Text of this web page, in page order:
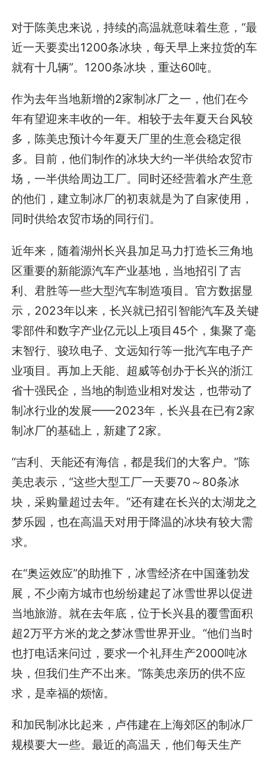
对于陈美忠来说，持续的高温就意味着生意，“最
近一天要卖出1200条冰块，每天早上来拉货的车
就有十几辆”。1200条冰块，重达60吨。
作为去年当地新增的2家制冰厂之一，他们在今
年有望迎来丰收的一年。相较于去年夏天台风较
多，陈美忠预计今年夏天厂里的生意会稳定很
多。目前，他们制作的冰块大约一半供给农贸市
场，一半供给周边工厂。同时还经营着水产生意
的他们，建立制冰厂的初衷就是为了自家使用，
同时供给农贸市场的同行们。
近年来，随着湖州长兴县加足马力打造长三角地
区重要的新能源汽车产业基地，当地招引了吉
利、君胜等一些大型汽车制造项目。官方数据显
示，2023年以来，长兴就已招引智能汽车及关键
零部件和数字产业亿元以上项目45个，集聚了毫
末智行、骏玖电子、文远知行等一批汽车电子产
业项目。再加上天能、超威等创办于长兴的浙江
省十强民企，当地的制造业相对发达，也带动了
制冰行业的发展——2023年，长兴县在已有2家
制冰厂的基础上，新建了2家。
“吉利、天能还有海信，都是我们的大客户。”陈
美忠表示，“这些大型工厂一天要70～80条冰
块，采购量超过去年。”还有建在长兴的太湖龙之
梦乐园，也在高温天对用于降温的冰块有较大需
求。
在“奥运效应”的助推下，冰雪经济在中国蓬勃发
展，不少南方城市也纷纷建起了冰雪世界以促进
当地旅游。就在去年底，位于长兴县的覆雪面积
超2万平方米的龙之梦冰雪世界开业。“他们当时
也打电话来问过，要求一个礼拜生产2000吨冰
块，但我们生产不出来。”陈美忠亲历的供不应
求，是幸福的烦恼。
和加民制冰比起来，卢伟建在上海郊区的制冰厂
规模要大一些。最近的高温天，他们每天生产